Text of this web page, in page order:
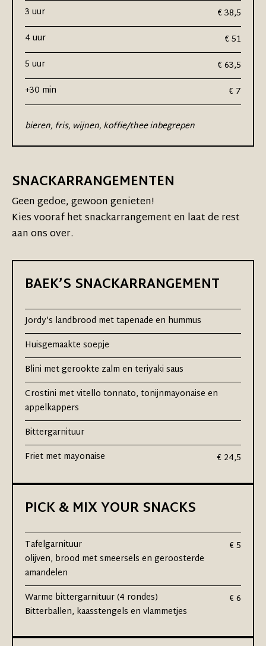
3 uur
€ 38,5
4 uur
€ 51
5 uur
€ 63,5
+30 min
€ 7
bieren, fris, wijnen, koffie/thee inbegrepen
SNACKARRANGEMENTEN
Geen gedoe, gewoon genieten!
Kies vooraf het snackarrangement en laat de rest
aan ons over.
BAEK’S SNACKARRANGEMENT
Jordy’s landbrood met tapenade en hummus
Huisgemaakte soepje
Blini met gerookte zalm en teriyaki saus
Crostini met vitello tonnato, tonijnmayonaise en
appelkappers
Bittergarnituur
Friet met mayonaise
€ 24,5
PICK & MIX YOUR SNACKS
Tafelgarnituur
olijven, brood met smeersels en geroosterde
amandelen
€ 5
Warme bittergarnituur (4 rondes)
Bitterballen, kaasstengels en vlammetjes
€ 6